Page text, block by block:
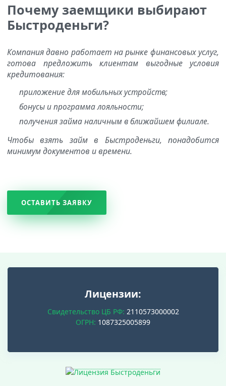
Почему заемщики выбирают
Быстроденьги?
Компания давно работает на рынке финансовых услуг,
готова предложить клиентам выгодные условия
кредитования:
приложение для мобильных устройств;
бонусы и программа лояльности;
получения займа наличным в ближайшем филиале.
Чтобы взять займ в Быстроденьги, понадобится
минимум документов и времени.
ОСТАВИТЬ ЗАЯВКУ
Лицензии:
Свидетельство ЦБ РФ: 2110573000002
ОГРН: 1087325005899